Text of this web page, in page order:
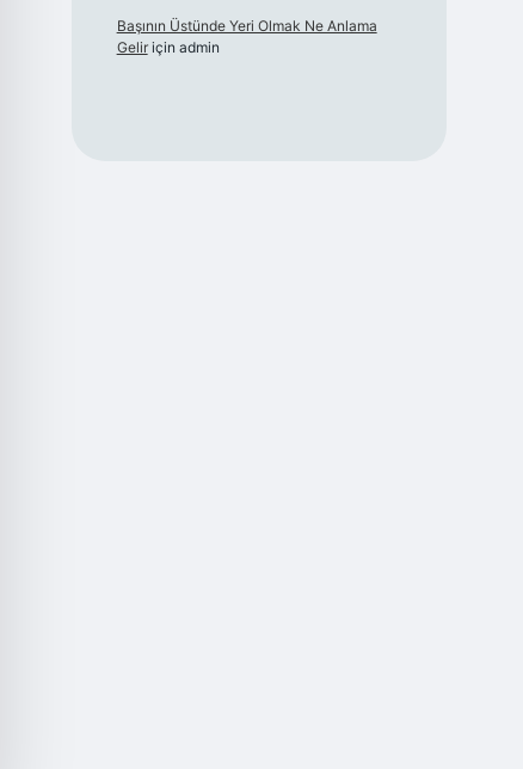
Başının Üstünde Yeri Olmak Ne Anlama
Geliriçin admin